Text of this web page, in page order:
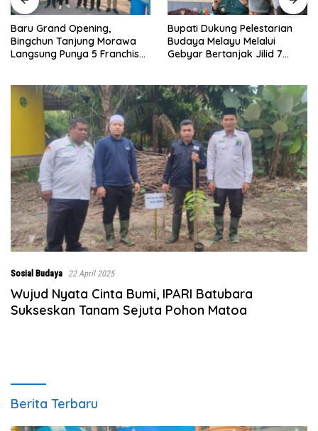
Bupati Dukung Pelestarian
Budaya Melayu Melalui
Gebyar Bertanjak Jilid 7
Sebelumnya Berlantaikan
Tanah Beralaskan Tikar, Kini
Ibu Paijem Nikmati Lantai
0208/Asahan
Sosial Budaya 22 April 2025
Wujud Nyata Cinta Bumi, IPARI Batubara
Sukseskan Tanam Sejuta Pohon Matoa
Berita Terbaru